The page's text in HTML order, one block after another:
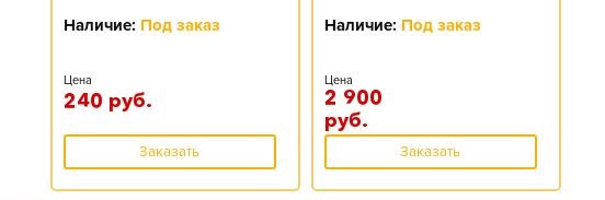
Наличие: Под заказ
Цена
240 руб.
Заказать
Наличие: Под заказ
Цена
2 900
руб.
Заказать